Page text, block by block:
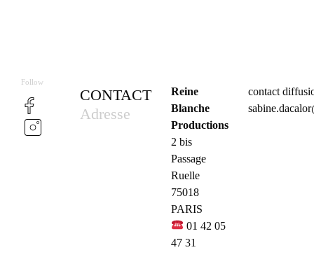
Follow
CONTACT
Adresse
Reine
Blanche
Productions
2 bis
Passage
Ruelle
75018
PARIS
01 42 05
47 31
contact